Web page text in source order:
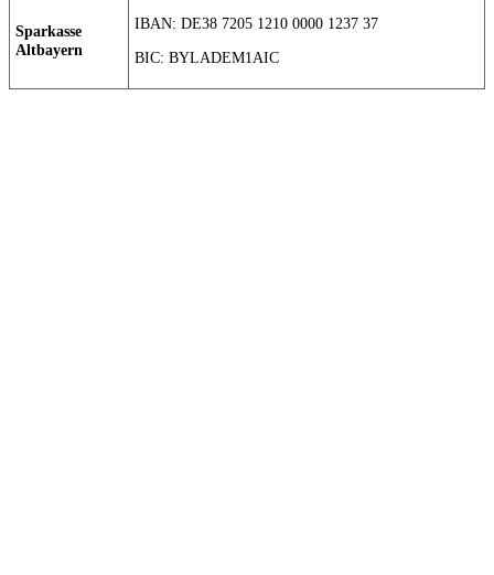
Sparkasse
Altbayern
IBAN: DE38 7205 1210 0000 1237 37
BIC: BYLADEM1AIC